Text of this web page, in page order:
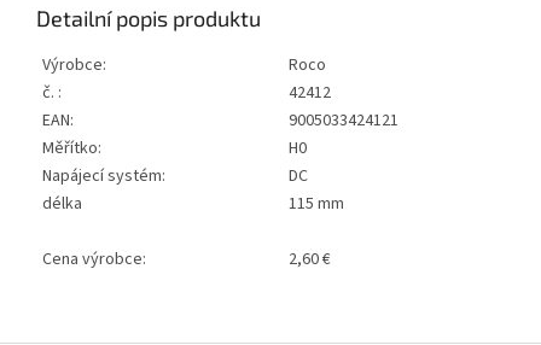
Detailní popis produktu
Výrobce:
Roco
č. :
42412
EAN:
9005033424121
Měřítko:
H0
Napájecí systém:
DC
délka
115 mm
Cena výrobce: 2,60 €